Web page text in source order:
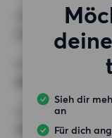
Sieh dir
an
Für dich
2 Zimmer
MINDESTANZAHL AN
HÖCHSTMIETE
750 EUR